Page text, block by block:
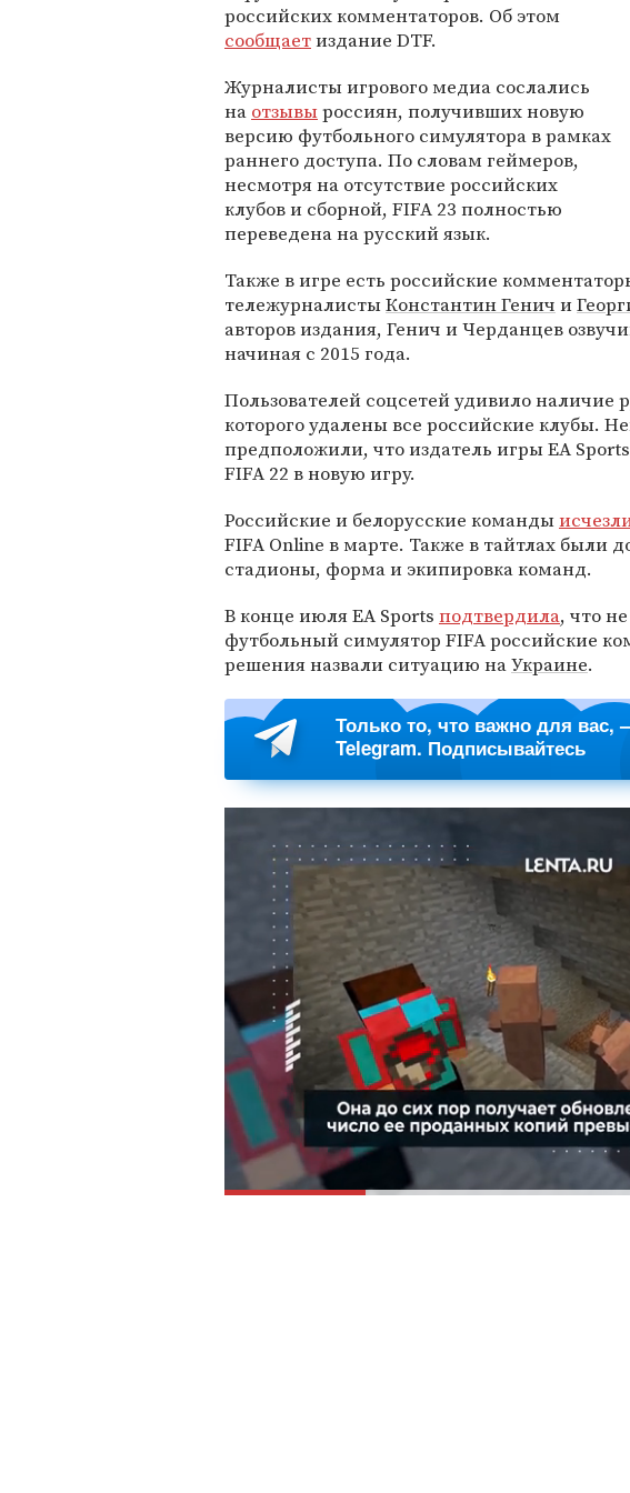
российских комментаторов. Об этом
сообщаетиздание DTF.
Журналисты игрового медиа сослались
на отзывыроссиян, получивших новую
версию футбольного симулятора в рамках
раннего доступа. По словам геймеров,
несмотря на отсутствие российских
клубов и сборной, FIFA 23 полностью
переведена на русский язык.
Также в игре есть российские
тележурналистыКонстантин Генич и
авторов издания, Генич и Черданцев
начиная с 2015 года.
Пользователей соцсетей удивило наличие
которого удалены все российские клубы.
предположили, что издатель игры EA
FIFA 22 в новую игру.
Российские и белорусские команды
FIFA Online в марте. Также в тайтлах были
стадионы, форма и экипировка команд.
В конце июля EA Sports подтвердила, что
футбольный симулятор FIFA российские
решения назвали ситуацию наУкраине.
Только то, что важно для вас,
Telegram. Подписывайтесь